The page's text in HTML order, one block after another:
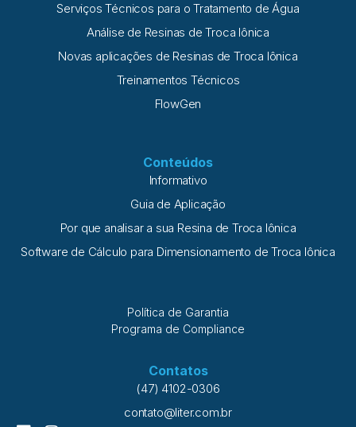
Serviços Técnicos para o Tratamento de Água
Análise de Resinas de Troca Iônica
Novas aplicações de Resinas de Troca Iônica
Treinamentos Técnicos
FlowGen
Conteúdos
Informativo
Guia de Aplicação
Por que analisar a sua Resina de Troca Iônica
Software de Cálculo para Dimensionamento de Troca Iônica
Política de Garantia
Programa de Compliance
Contatos
(47) 4102-0306
contato@liter.com.br